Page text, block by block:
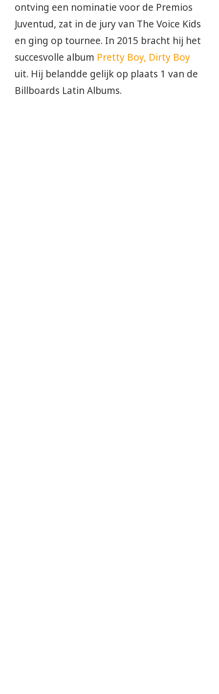
ontving een nominatie voor de Premios
Juventud, zat in de jury van The Voice Kids
en ging op tournee. In 2015 bracht hij het
succesvolle album Pretty Boy, Dirty Boy
uit. Hij belandde gelijk op plaats 1 van de
Billboards Latin Albums.